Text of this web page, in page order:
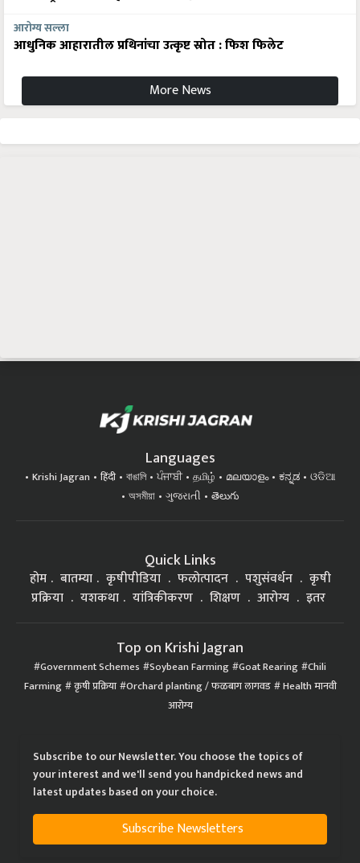
आधुनिक आहारातील प्रथिनांचा उत्कृष्ट स्रोत : फिश फिलेट
More News
বাঙালি ਪੰਜਾਬੀ தமிழ்
অসমীয়া
ગુજરાતી తెలుగు
कृषीपीडिया फलोत्पादन
प्रक्रिया
यशकथा यांत्रिकीकरण शिक्षण आरोग्य इतर
Government Schemes Soybean Farming Goat Rearing
Farming कृषी प्रक्रिया Orchard planting / फळबाग लागवड Health मानवी
आरोग्य
your interest and we'll send you handpicked news and
latest updates based on your choice.
Subscribe Newsletters